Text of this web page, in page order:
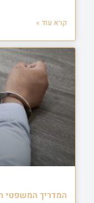
קרא עוד »
המדריך המשפטי